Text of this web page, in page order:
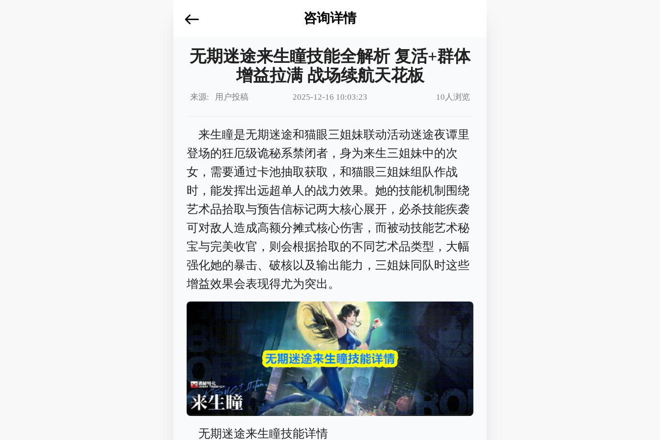
咨询详情
无期迷途来生瞳技能全解析 复活+群体
增益拉满 战场续航天花板
来源: 用户投稿 2025-12-16 10:03:23 10人浏览
来生瞳是无期迷途和猫眼三姐妹联动活动迷途夜谭里
登场的狂厄级诡秘系禁闭者，身为来生三姐妹中的次
女，需要通过卡池抽取获取，和猫眼三姐妹组队作战
时，能发挥出远超单人的战力效果。她的技能机制围绕
艺术品拾取与预告信标记两大核心展开，必杀技能疾袭
可对敌人造成高额分摊式核心伤害，而被动技能艺术秘
宝与完美收官，则会根据拾取的不同艺术品类型，大幅
强化她的暴击、破核以及输出能力，三姐妹同队时这些
增益效果会表现得尤为突出。
无期迷途来生瞳技能详情